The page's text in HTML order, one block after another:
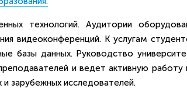
технологий. Аудитории
видеоконференций. К услугам
базы данных. Руководство
и ведет активную работу
зарубежных исследователей.